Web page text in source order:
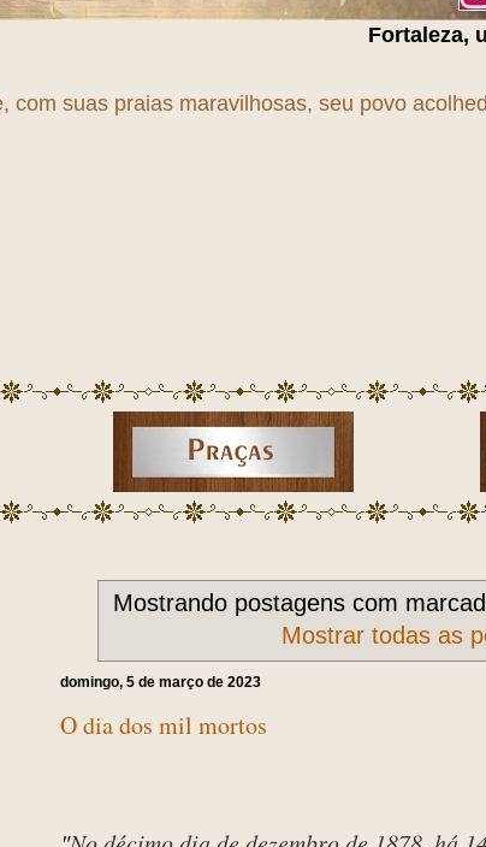
Fortaleza, uma cidade emTr
com suas praias maravilhosas, seu povo
Mostrando postagens com
Mostrar todas as
domingo, 5 de março de 2023
O dia dos mil mortos